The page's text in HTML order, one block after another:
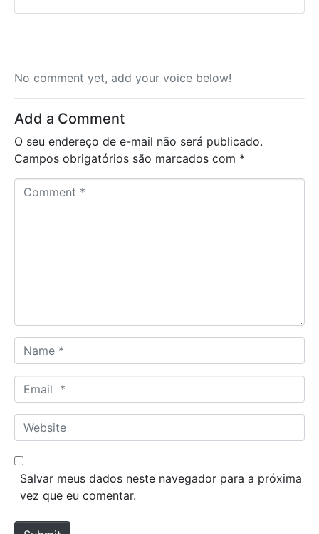
No comment yet, add your voice below!
Add a Comment
O seu endereço de e-mail não será publicado.
Campos obrigatórios são marcados com *
a
m
*
m
a
*
W
e
b
e
Salvar meus dados neste navegador para a próxima
vez que eu comentar.